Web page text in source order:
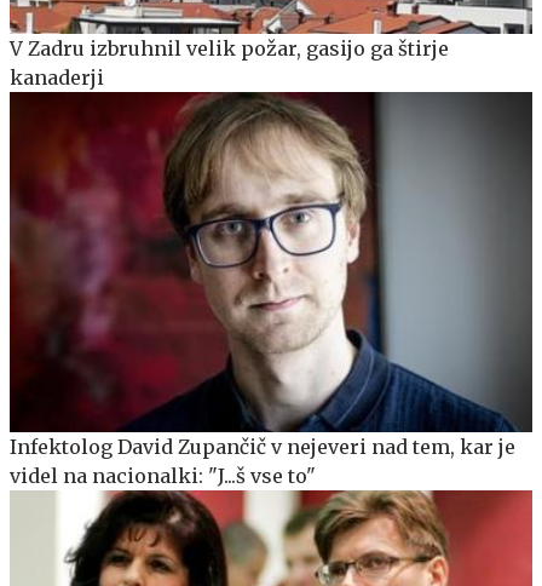
V Zadru izbruhnil velik požar, gasijo ga štirje
kanaderji
Infektolog David Zupančič v nejeveri nad tem, kar je
videl na nacionalki: "J...š vse to"